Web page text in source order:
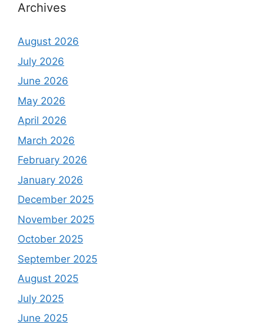
Archives
August 2026
July 2026
June 2026
May 2026
April 2026
March 2026
February 2026
January 2026
December 2025
November 2025
October 2025
September 2025
August 2025
July 2025
June 2025